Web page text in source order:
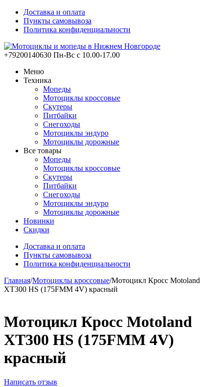
Доставка и оплата
Пункты самовывоза
Политика конфиденциальности
+79200140630 Пн-Вс с 10.00-17.00
Меню
Техника
Мопеды
Мотоциклы кроссовые
Скутеры
Питбайки
Снегоходы
Мотоциклы эндуро
Мотоциклы дорожные
Все товары
Мопеды
Мотоциклы кроссовые
Скутеры
Питбайки
Снегоходы
Мотоциклы эндуро
Мотоциклы дорожные
Новинки
Скидки
Доставка и оплата
Пункты самовывоза
Политика конфиденциальности
Главная/Мотоциклы кроссовые/Мотоцикл Кросс Motoland
XT300 HS (175FMM 4V) красный
Мотоцикл Кросс Motoland
XT300 HS (175FMM 4V)
красный
Написать отзыв